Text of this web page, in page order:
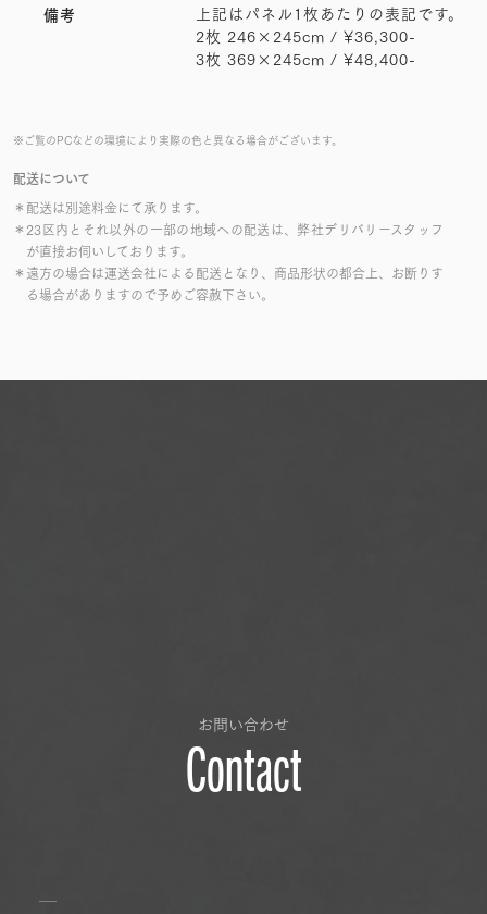
※ご覧のPCなどの環境により実際の色と異なる場合がございます。
配送について
＊配送は別途料金にて承ります。
＊23区内とそれ以外の一部の地域への配送は、弊社デリバリースタッフ
が直接お伺いしております。
＊遠方の場合は運送会社による配送となり、商品形状の都合上、お断りす
る場合がありますので予めご容赦下さい。
備考
上記はパネル1枚あたりの表記です。
2枚 246×245cm / ¥36,300-
3枚 369×245cm / ¥48,400-
お問い合わせ
Contact